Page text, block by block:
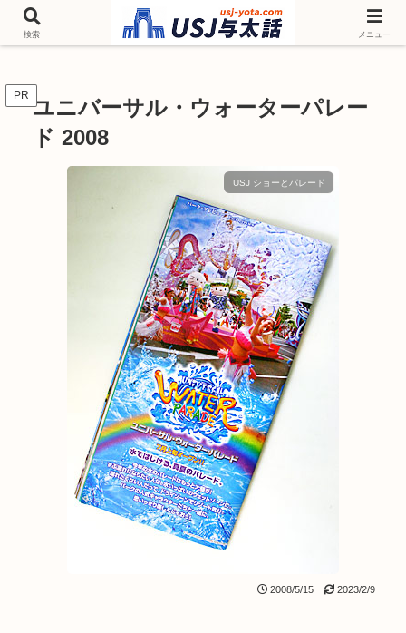
チケットやシーズンイベント ニンテンドーワールド アトラクションなどユニ
バを歩いて情報収集しています
PR ユニバーサル・ウォーターパレー
ド 2008
USJ ショーとパレード
2008/5/15 2023/2/9
検索 メニュー